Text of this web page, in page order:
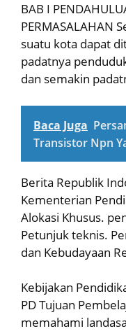
BAB I
PERMASALAHAN
suatu kota dapat
padatnya
dan semakin
Baca Juga
Transistor Npn
Berita Republik
Kementerian
Alokasi Khusus.
Petunjuk teknis.
dan Kebudayaan
Kebijakan
PD Tujuan
memahami